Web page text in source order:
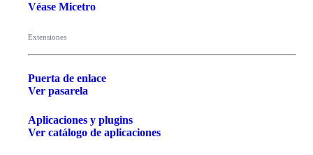
Véase Micetro
Extensiones
Puerta de enlace
Ver pasarela
Aplicaciones y plugins
Ver catálogo de aplicaciones